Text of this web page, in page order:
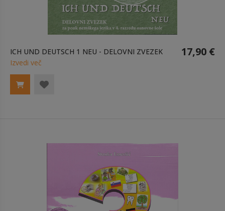
ICH UND DEUTSCH 1 NEU - DELOVNI ZVEZEK 17,90 €
Izvedi več